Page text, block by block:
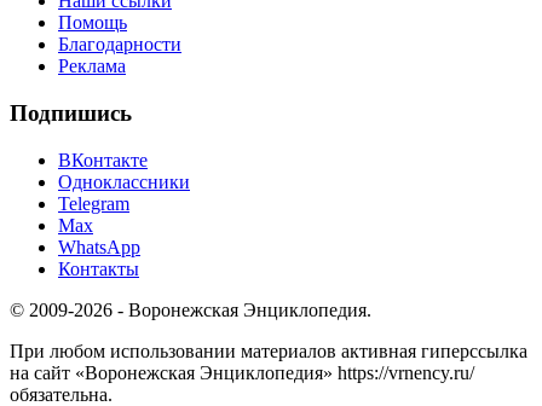
Помощь
Благодарности
Реклама
Подпишись
ВКонтакте
Одноклассники
Telegram
Max
WhatsApp
Контакты
© 2009-2026 - Воронежская Энциклопедия.
При любом использовании материалов активная гиперссылка
на сайт «Воронежская Энциклопедия» https://vrnency.ru/
обязательна.